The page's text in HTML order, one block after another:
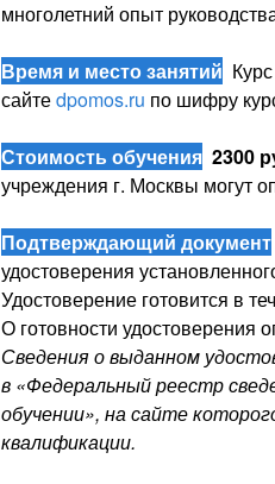
многолетний опыт
Время и место занятий
сайтеdpomos.ru по шифру
Стоимость обучения 2300
учреждения г. Москвы могут
Подтверждающий документ
удостоверения
Удостоверение готовится в
О готовности удостоверения
Сведения о выданном
в «Федеральный реестр
обучении», на сайте
квалификации.